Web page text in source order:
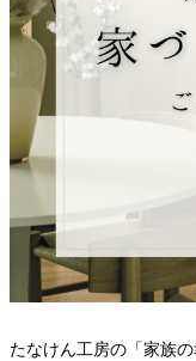
たなけん工房の「家族の